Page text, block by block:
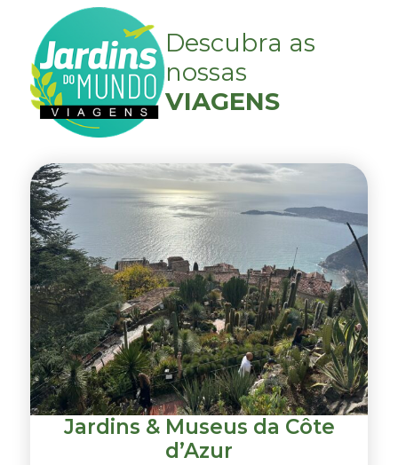
Descubra as
nossas
VIAGENS
Jardins & Museus da Côte
d’Azur